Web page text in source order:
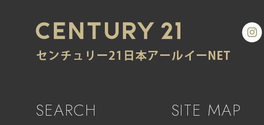
SEARCH SITE MAP